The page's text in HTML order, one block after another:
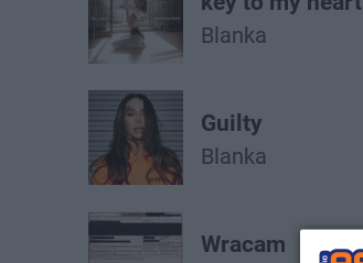
Blanka
Guilty
Blanka
Wracam